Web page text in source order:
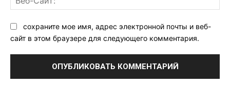
сохраните мое имя, адрес электронной почты и веб-
сайт в этом браузере для следующего комментария.